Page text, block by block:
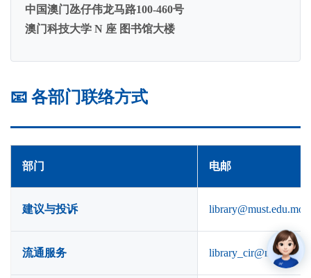
中国澳门氹仔伟龙马路100-460号
澳门科技大学 N 座 图书馆大楼
📧 各部门联络方式
部门 电邮
建议与投诉 library@must.edu.mo
流通服务